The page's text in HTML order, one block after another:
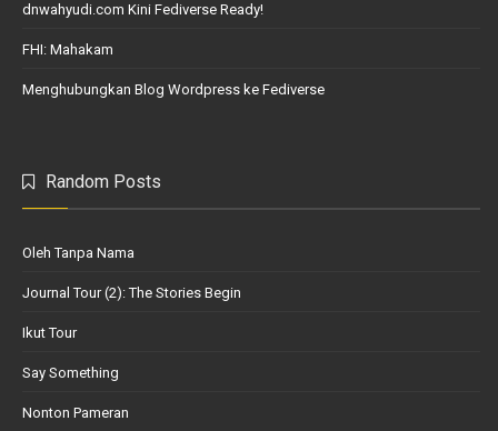
dnwahyudi.com Kini Fediverse Ready!
FHI: Mahakam
Menghubungkan Blog Wordpress ke Fediverse
Random Posts
Oleh Tanpa Nama
Journal Tour (2): The Stories Begin
Ikut Tour
Say Something
Nonton Pameran